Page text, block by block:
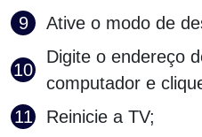
Ative o modo de
Digite o endereço
computador e
Reinicie a TV;